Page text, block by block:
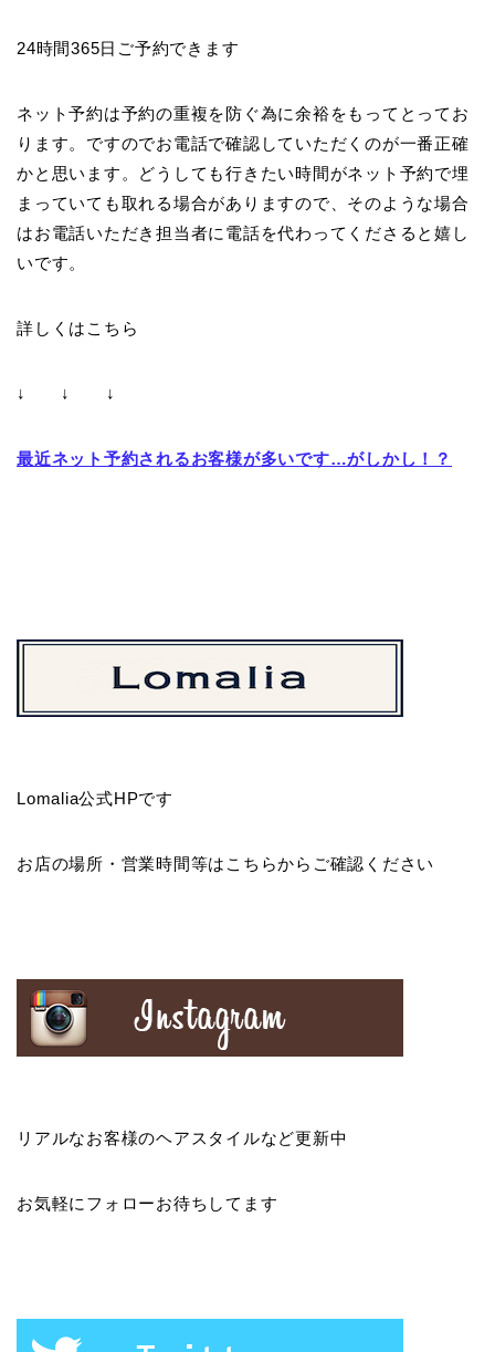
24時間365日ご予約できます
ネット予約は予約の重複を防ぐ為に余裕をもってとってお
ります。ですのでお電話で確認していただくのが一番正確
かと思います。どうしても行きたい時間がネット予約で埋
まっていても取れる場合がありますので、そのような場合
はお電話いただき担当者に電話を代わってくださると嬉し
いです。
詳しくはこちら
↓ ↓ ↓
最近ネット予約されるお客様が多いです…がしかし！？
Lomalia公式HPです
お店の場所・営業時間等はこちらからご確認ください
リアルなお客様のヘアスタイルなど更新中
お気軽にフォローお待ちしてます